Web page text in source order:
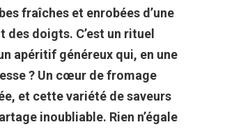
fraîches et enrobées d’une
doigts. C’est un rituel
apéritif généreux qui, en une
? Un cœur defromage
, et cette variété de saveurs
inoubliable. Rien n’égale